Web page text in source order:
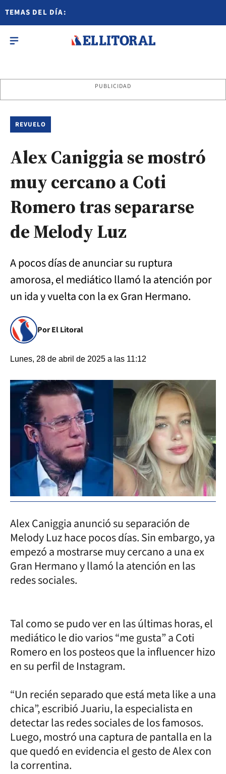
TEMAS DEL DÍA:
PUBLICIDAD
REVUELO
Alex Caniggia se mostró
muy cercano a Coti
Romero tras separarse
de Melody Luz
A pocos días de anunciar su ruptura
amorosa, el mediático llamó la atención por
un ida y vuelta con la ex Gran Hermano.
Por El Litoral
Lunes, 28 de abril de 2025 a las 11:12
Alex Caniggia anunció su separación de
Melody Luz hace pocos días. Sin embargo, ya
empezó a mostrarse muy cercano a una ex
Gran Hermano y llamó la atención en las
redes sociales.
Tal como se pudo ver en las últimas horas, el
mediático le dio varios “me gusta” a Coti
Romero en los posteos que la influencer hizo
en su perfil de Instagram.
“Un recién separado que está meta like a una
chica”, escribió Juariu, la especialista en
detectar las redes sociales de los famosos.
Luego, mostró una captura de pantalla en la
que quedó en evidencia el gesto de Alex con
la correntina.